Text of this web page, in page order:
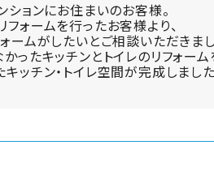
ョンにお住まいのお客様。
ォームを行ったお客様より、
ームがしたいとご相談いただきまし
ったキッチンとトイレのリフォーム
ッチン・トイレ空間が完成しました